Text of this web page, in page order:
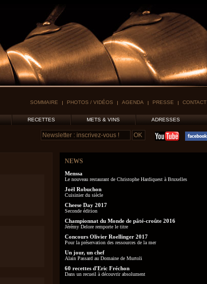
SOMMAIRE PHOTOS / VIDÉOS AGENDA PRESSE CONTACT
RECETTES METS & VINS ADRESSES
NEWS
Menssa
Le nouveau restaurant de Christophe Hardiquest à Bruxelles
Joël Robuchon
Cuisinier du siècle
Cheese Day 2017
Seconde édition
Championnat du Monde de pâté-croûte 2016
Jérémy Delore remporte le titre
Concours Olivier Roellinger 2017
Pour la préservation des ressources de la mer
Un jour, un chef
Alain Passard au Domaine de Murtoli
60 recettes d'Eric Fréchon
Dans un recueil à découvrir absolument